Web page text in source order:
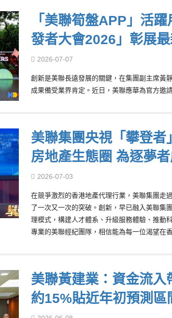
「美聯筍盤APP」活
發者大會2026」彰展
2026-07-07
創新是美聯長遠發展的關鍵，在集團副主席黃
成果備受業界肯定。近日，美聯應華為官方邀
美聯集團央視「攀登者
房地產生態圈 為逐夢者
2026-07-03
在競爭激烈的香港地產代理行業，美聯集團走
了一次又一次的突破。創新，早已融入美聯集
理模式，構建人才體系、升級服務體驗、推動
專業的美聯經紀團隊，相信能為每一位渴望在
美聯黃建業：資金流
約15%貼近年初預測區